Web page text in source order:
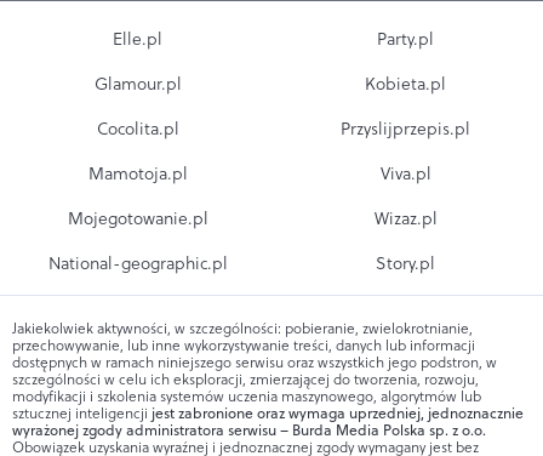
Elle.pl
Glamour.pl
Cocolita.pl
Mamotoja.pl
Mojegotowanie.pl
National-geographic.pl
Party.pl
Kobieta.pl
Przyslijprzepis.pl
Viva.pl
Wizaz.pl
Story.pl
Jakiekolwiek aktywności, w szczególności: pobieranie, zwielokrotnianie,
przechowywanie, lub inne wykorzystywanie treści, danych lub informacji
dostępnych w ramach niniejszego serwisu oraz wszystkich jego podstron, w
szczególności w celu ich eksploracji, zmierzającej do tworzenia, rozwoju,
modyfikacji i szkolenia systemów uczenia maszynowego, algorytmów lub
sztucznej inteligencji jest zabronione oraz wymaga uprzedniej, jednoznacznie
wyrażonej zgody administratora serwisu – Burda Media Polska sp. z o.o.
Obowiązek uzyskania wyraźnej i jednoznacznej zgody wymagany jest bez